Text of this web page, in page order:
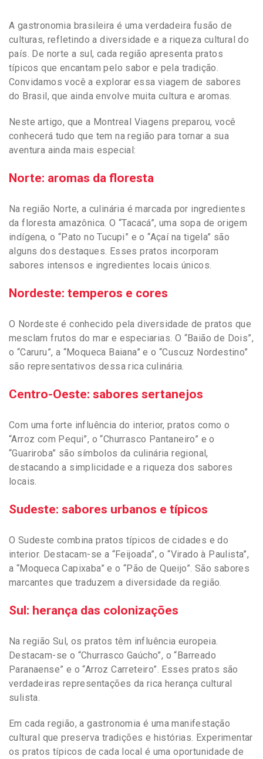
A gastronomia brasileira é uma verdadeira fusão de
culturas, refletindo a diversidade e a riqueza cultural do
país. De norte a sul, cada região apresenta pratos
típicos que encantam pelo sabor e pela tradição.
Convidamos você a explorar essa viagem de sabores
do Brasil, que ainda envolve muita cultura e aromas.
Neste artigo, que a Montreal Viagens preparou, você
conhecerá tudo que tem na região para tornar a sua
aventura ainda mais especial:
Norte: aromas da floresta
Na região Norte, a culinária é marcada por ingredientes
da floresta amazônica. O “Tacacá”, uma sopa de origem
indígena, o “Pato no Tucupi” e o “Açaí na tigela” são
alguns dos destaques. Esses pratos incorporam
sabores intensos e ingredientes locais únicos.
Nordeste: temperos e cores
O Nordeste é conhecido pela diversidade de pratos que
mesclam frutos do mar e especiarias. O “Baião de Dois”,
o “Caruru”, a “Moqueca Baiana” e o “Cuscuz Nordestino”
são representativos dessa rica culinária.
Centro-Oeste: sabores sertanejos
Com uma forte influência do interior, pratos como o
“Arroz com Pequi”, o “Churrasco Pantaneiro” e o
“Guariroba” são símbolos da culinária regional,
destacando a simplicidade e a riqueza dos sabores
locais.
Sudeste: sabores urbanos e típicos
O Sudeste combina pratos típicos de cidades e do
interior. Destacam-se a “Feijoada”, o “Virado à Paulista”,
a “Moqueca Capixaba” e o “Pão de Queijo”. São sabores
marcantes que traduzem a diversidade da região.
Sul: herança das colonizações
Na região Sul, os pratos têm influência europeia.
Destacam-se o “Churrasco Gaúcho”, o “Barreado
Paranaense” e o “Arroz Carreteiro”. Esses pratos são
verdadeiras representações da rica herança cultural
sulista.
Em cada região, a gastronomia é uma manifestação
cultural que preserva tradições e histórias. Experimentar
os pratos típicos de cada local é uma oportunidade de